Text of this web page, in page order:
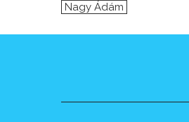
Nagy Ádám